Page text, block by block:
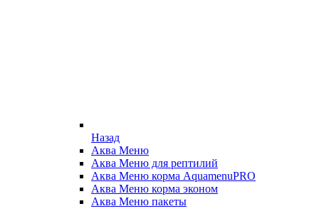
Назад
Аква Меню
Аква Меню для рептилий
Аква Меню корма AquamenuPRO
Аква Меню корма эконом
Аква Меню пакеты